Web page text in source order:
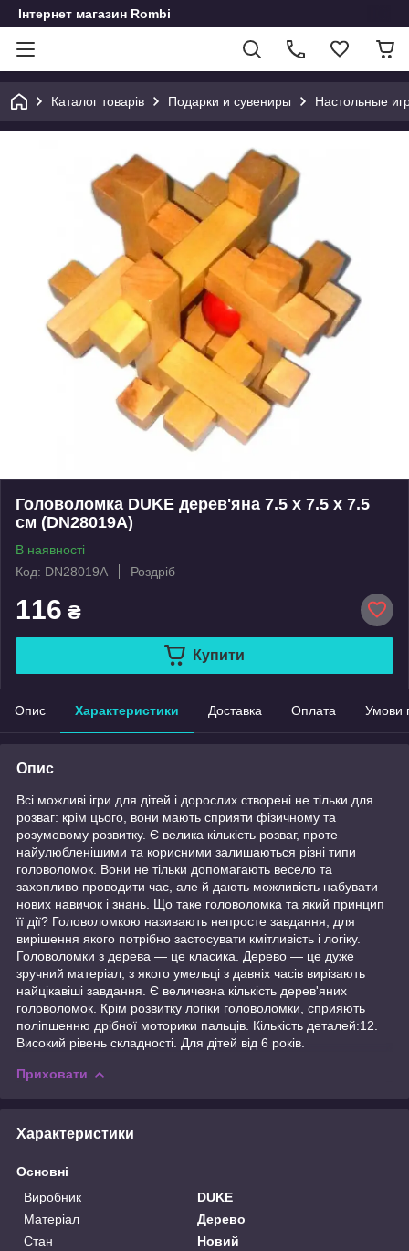
Інтернет магазин Rombi
Каталог товарів Подарки и сувениры Настольные
Головоломка DUKE дерев'яна 7.5 х 7.5 х 7.5
см (DN28019A)
В наявності
Код: DN28019A
Роздріб
116 ₴
Купити
Опис Характеристики Доставка Оплата Умови
Опис
Всі можливі ігри для дітей і дорослих створені не тільки для
розваг: крім цього, вони мають сприяти фізичному та
розумовому розвитку. Є велика кількість розваг, проте
найулюбленішими та корисними залишаються різні типи
головоломок. Вони не тільки допомагають весело та
захопливо проводити час, але й дають можливість набувати
нових навичок і знань. Що таке головоломка та який принцип
її дії? Головоломкою називають непросте завдання, для
вирішення якого потрібно застосувати кмітливість і логіку.
Головоломки з дерева — це класика. Дерево — це дуже
зручний матеріал, з якого умельці з давніх часів вирізають
найцікавіші завдання. Є величезна кількість дерев'яних
головоломок. Крім розвитку логіки головоломки, сприяють
поліпшенню дрібної моторики пальців. Кількість деталей:12.
Високий рівень складності. Для дітей від 6 років.
Приховати
Характеристики
Основні
Виробник
DUKE
Матеріал
Дерево
Стан
Новий